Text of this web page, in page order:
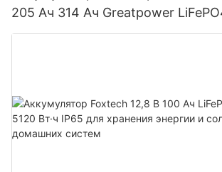
205 Ач 314 Ач Greatpower
Вт·ч IP65